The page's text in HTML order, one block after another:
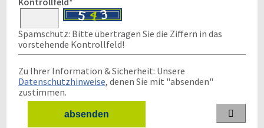
Spamschutz: Bitte übertragen Sie die Ziffern in das
vorstehende Kontrollfeld!
Zu Ihrer Information & Sicherheit: Unsere
Datenschutzhinweise, denen Sie mit "absenden"
zustimmen.
